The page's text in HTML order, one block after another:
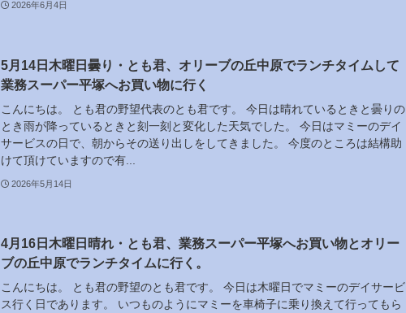
2026年6月4日
5月14日木曜日曇り・とも君、オリーブの丘中原でランチタイムして
業務スーパー平塚へお買い物に行く
こんにちは。 とも君の野望代表のとも君です。 今日は晴れているときと曇りの
とき雨が降っているときと刻一刻と変化した天気でした。 今日はマミーのデイ
サービスの日で、朝からその送り出しをしてきました。 今度のところは結構助
けて頂けていますので有...
2026年5月14日
4月16日木曜日晴れ・とも君、業務スーパー平塚へお買い物とオリー
ブの丘中原でランチタイムに行く。
こんにちは。 とも君の野望のとも君です。 今日は木曜日でマミーのデイサービ
ス行く日であります。 いつものようにマミーを車椅子に乗り換えて行ってもら